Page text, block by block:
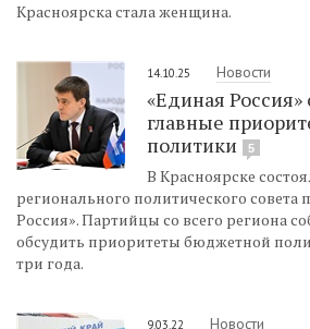
Красноярска стала женщина.
14.10.25 Новости
«Единая
главные
политики
5
В Красноярске
регионального политического совета
Россия». Партийцы со всего региона
обсудить приоритеты бюджетной
три года.
9.03.22 Новости